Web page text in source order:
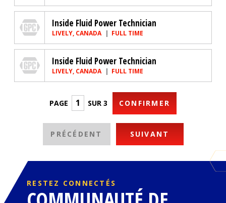
Inside Fluid Power Technician
LIVELY, CANADA FULL TIME
Inside Fluid Power Technician
LIVELY, CANADA FULL TIME
PAGE SUR 3 CONFIRMER
PRÉCÉDENT SUIVANT
RESTEZ CONNECTÉS